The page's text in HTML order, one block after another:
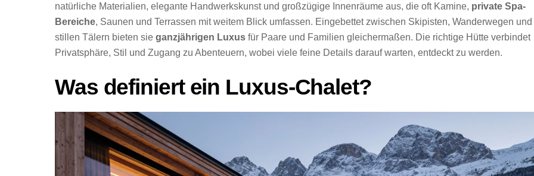
natürliche Materialien, elegante Handwerkskunst und großzügige Innenräume aus, die oft Kamine, private Spa-
Bereiche, Saunen und Terrassen mit weitem Blick umfassen. Eingebettet zwischen Skipisten, Wanderwegen und
stillen Tälern bieten sie ganzjährigen Luxus für Paare und Familien gleichermaßen. Die richtige Hütte verbindet
Privatsphäre, Stil und Zugang zu Abenteuern, wobei viele feine Details darauf warten, entdeckt zu werden.
Was definiert ein Luxus-Chalet?